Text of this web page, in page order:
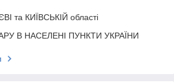
та КИЇВСЬКІЙ області
В НАСЕЛЕНІ ПУНКТИ УКРАЇНИ